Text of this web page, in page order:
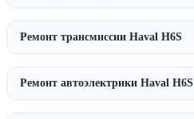
Ремонт трансмиссии Haval H6S
Ремонт автоэлектрики Haval H6S